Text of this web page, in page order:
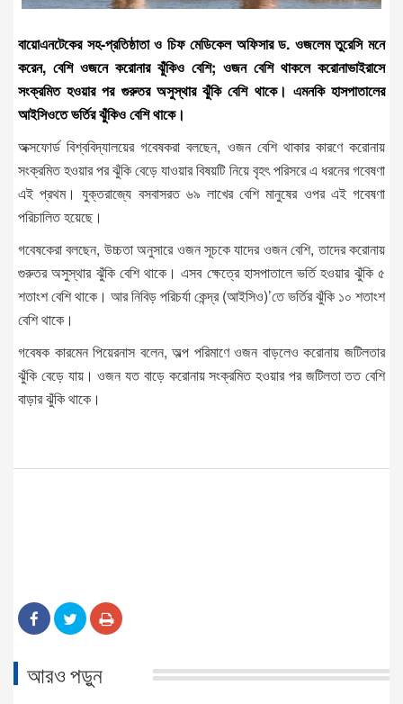
বায়োএনটেকের সহ-প্রতিষ্ঠাতা ও চিফ মেডিকেল অফিসার ড. ওজলেম তুরেসি মনে
করেন, বেশি ওজনে করোনার ঝুঁকিও বেশি; ওজন বেশি থাকলে করোনাভাইরাসে
সংক্রমিত হওয়ার পর গুরুতর অসুস্থার ঝুঁকি বেশি থাকে। এমনকি হাসপাতালের
আইসিওতে ভর্তির ঝুঁকিও বেশি থাকে।
অক্সফোর্ড বিশ্ববিদ্যালয়ের গবেষকরা বলছেন, ওজন বেশি থাকার কারণে করোনায়
সংক্রমিত হওয়ার পর ঝুঁকি বেড়ে যাওয়ার বিষয়টি নিয়ে বৃহৎ পরিসরে এ ধরনের গবেষণা
এই প্রথম। যুক্তরাজ্যে বসবাসরত ৬৯ লাখের বেশি মানুষের ওপর এই গবেষণা
পরিচালিত হয়েছে।
গবেষকেরা বলছেন, উচ্চতা অনুসারে ওজন সূচকে যাদের ওজন বেশি, তাদের করোনায়
গুরুতর অসুস্থার ঝুঁকি বেশি থাকে। এসব ক্ষেত্রে হাসপাতালে ভর্তি হওয়ার ঝুঁকি ৫
শতাংশ বেশি থাকে। আর নিবিড় পরিচর্যা কেন্দ্র (আইসিও)’তে ভর্তির ঝুঁকি ১০ শতাংশ
বেশি থাকে।
গবেষক কারমেন পিয়েরনাস বলেন, অল্প পরিমাণে ওজন বাড়লেও করোনায় জটিলতার
ঝুঁকি বেড়ে যায়। ওজন যত বাড়ে করোনায় সংক্রমিত হওয়ার পর জটিলতা তত বেশি
বাড়ার ঝুঁকি থাকে।
আরও পড়ুন